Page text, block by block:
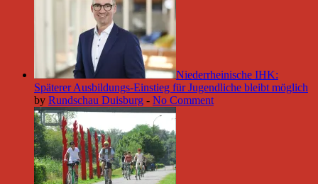
Niederrheinische IHK:
Späterer Ausbildungs-Einstieg für Jugendliche bleibt möglich
by Rundschau Duisburg - No Comment